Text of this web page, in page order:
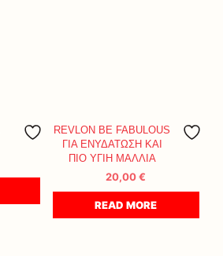
REVLON BE FABULOUS
ΓΙΑ ΕΝΥΔΑΤΩΣΗ ΚΑΙ
ΠΙΟ ΥΓΙΗ ΜΑΛΛΙΑ
20,00€
READ MORE